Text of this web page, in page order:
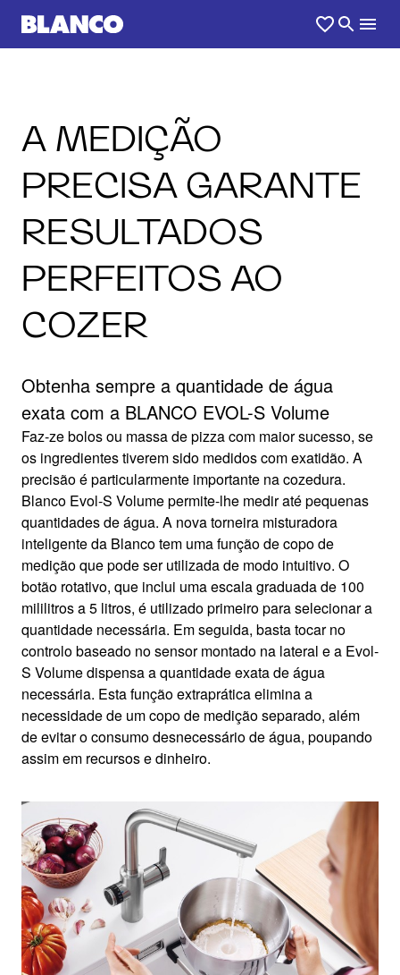
A MEDIÇÃO
PRECISA GARANTE
RESULTADOS
PERFEITOS AO
COZER
Obtenha sempre a quantidade de água
exata com a BLANCO EVOL-S Volume
Faz-ze bolos ou massa de pizza com maior sucesso, se
os ingredientes tiverem sido medidos com exatidão. A
precisão é particularmente importante na cozedura.
Blanco Evol-S Volume permite-lhe medir até pequenas
quantidades de água. A nova torneira misturadora
inteligente da Blanco tem uma função de copo de
medição que pode ser utilizada de modo intuitivo. O
botão rotativo, que inclui uma escala graduada de 100
mililitros a 5 litros, é utilizado primeiro para selecionar a
quantidade necessária. Em seguida, basta tocar no
controlo baseado no sensor montado na lateral e a Evol-
S Volume dispensa a quantidade exata de água
necessária. Esta função extraprática elimina a
necessidade de um copo de medição separado, além
de evitar o consumo desnecessário de água, poupando
assim em recursos e dinheiro.